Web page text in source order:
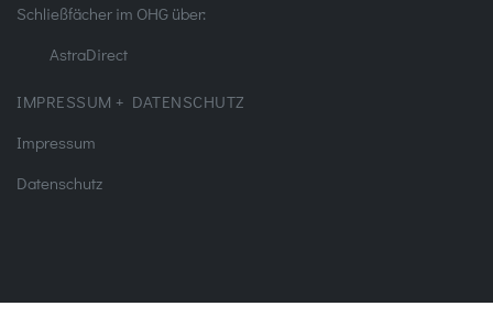
Schließfächer im OHG über:
AstraDirect
IMPRESSUM + DATENSCHUTZ
Impressum
Datenschutz